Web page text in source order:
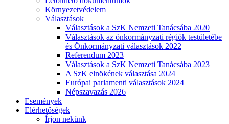
Környezetvédelem
Választások
Választások a SzK Nemzeti Tanácsába 2020
Választások az önkormányzati régiók testületébe
és Önkormányzati választások 2022
Referendum 2023
Választások a SzK Nemzeti Tanácsába 2023
A SzK elnökének választása 2024
Európai parlamenti választások 2024
Népszavazás 2026
Események
Elérhetőségek
Írjon nekünk